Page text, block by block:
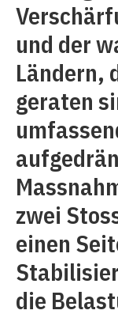
und der
Ländern,
geraten
zwei
einen
die